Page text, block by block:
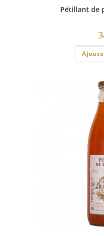
Pétillant de